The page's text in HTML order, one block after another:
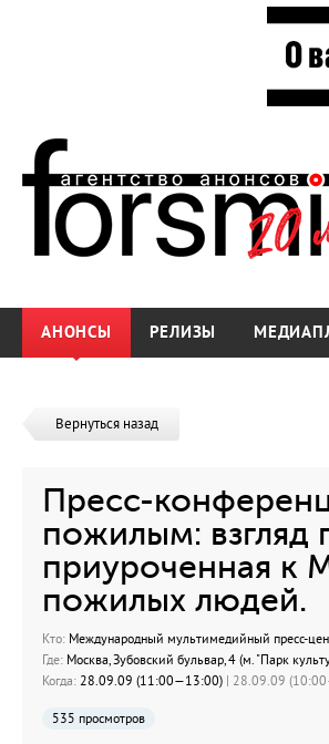
АНОНСЫ РЕЛИЗЫ
Вернуться назад
Пресс-
пожилым: взгляд
приуроченная к
пожилых людей.
Кто: Международный мультимедийный пресс-
Где: Москва, Зубовский бульвар, 4 (м. "Парк
Когда: 28.09.09 (11:00—13:00) | 28.09.09
535 просмотров